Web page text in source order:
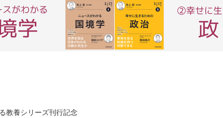
教養シリーズ刊行記念